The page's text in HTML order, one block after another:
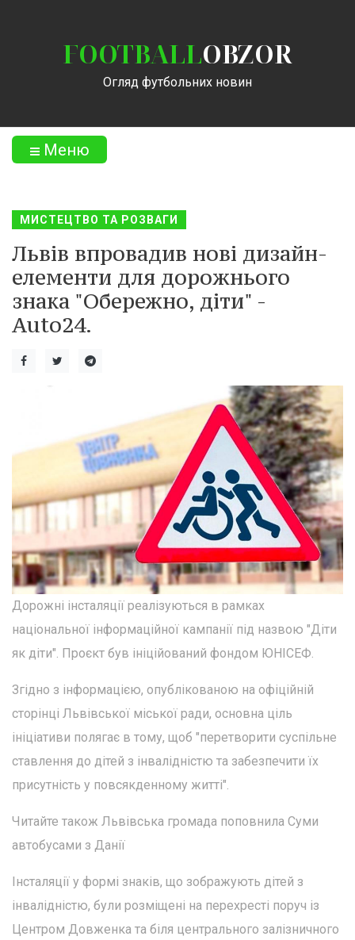
FOOTBALLOBZOR
Огляд футбольних новин
Меню
МИСТЕЦТВО ТА РОЗВАГИ
Львів впровадив нові дизайн-
елементи для дорожнього
знака "Обережно, діти" -
Auto24.
Дорожні інсталяції реалізуються в рамках
національної інформаційної кампанії під назвою "Діти
як діти". Проєкт був ініційований фондом ЮНІСЕФ.
Згідно з інформацією, опублікованою на офіційній
сторінці Львівської міської ради, основна ціль
ініціативи полягає в тому, щоб "перетворити суспільне
ставлення до дітей з інвалідністю та забезпечити їх
присутність у повсякденному житті".
Читайте також Львівська громада поповнила Суми
автобусами з Данії
Інсталяції у формі знаків, що зображують дітей з
інвалідністю, були розміщені на перехресті поруч із
Центром Довженка та біля центрального залізничного